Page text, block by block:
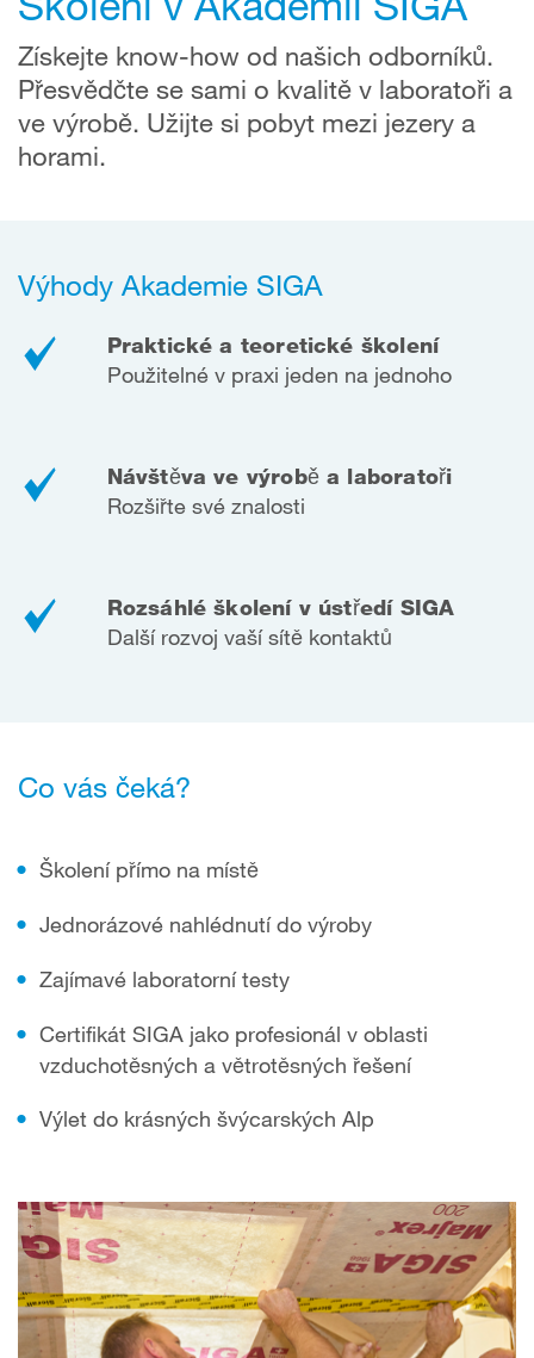
Získejte know-how od našich odborníků.
Přesvědčte se sami o kvalitě v laboratoři a
ve výrobě. Užijte si pobyt mezi jezery a
horami.
Výhody Akademie SIGA
Praktické a teoretické školení
Použitelné v praxi jeden na jednoho
Návštěva ve výrobě a laboratoři
Rozšiřte své znalosti
Rozsáhlé školení v ústředí SIGA
Další rozvoj vaší sítě kontaktů
Co vás čeká?
Školení přímo na místě
Jednorázové nahlédnutí do výroby
Zajímavé laboratorní testy
Certifikát SIGA jako profesionál v oblasti
vzduchotěsných a větrotěsných řešení
Výlet do krásných švýcarských Alp